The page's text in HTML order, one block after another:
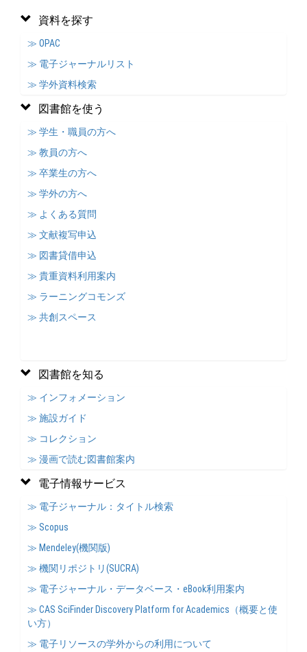
資料を探す
≫ OPAC
≫ 電子ジャーナルリスト
≫ 学外資料検索
図書館を使う
≫ 学生・職員の方へ
≫ 教員の方へ
≫ 卒業生の方へ
≫ 学外の方へ
≫ よくある質問
≫ 文献複写申込
≫ 図書貸借申込
≫ 貴重資料利用案内
≫ ラーニングコモンズ
≫ 共創スペース
図書館を知る
≫ インフォメーション
≫ 施設ガイド
≫ コレクション
≫ 漫画で読む図書館案内
電子情報サービス
≫ 電子ジャーナル：タイトル検索
≫ Scopus
≫ Mendeley(機関版)
≫ 機関リポジトリ(SUCRA)
≫ 電子ジャーナル・データベース・eBook利用案内
≫ CAS SciFinder Discovery Platform for Academics（概要と使
い方）
≫ 電子リソースの学外からの利用について